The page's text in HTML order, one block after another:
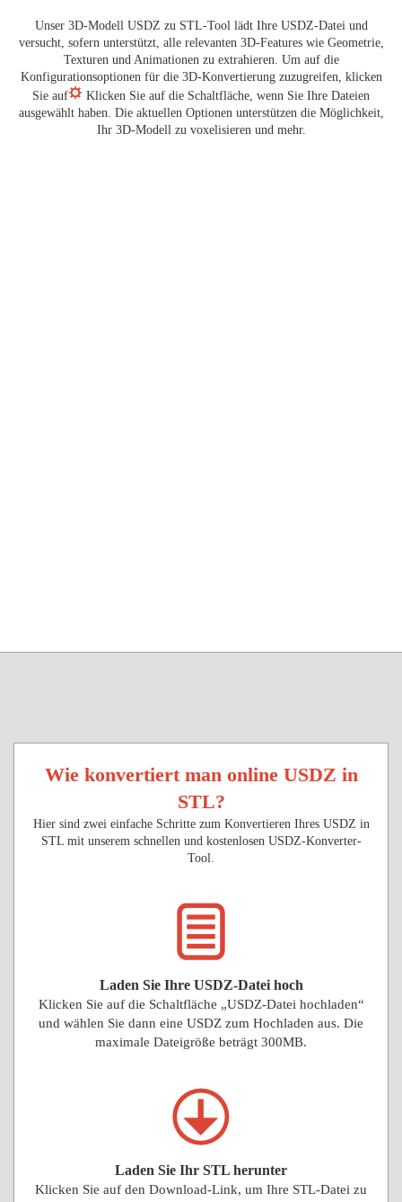
Unser 3D-Modell USDZ zu STL-Tool lädt Ihre USDZ-Datei und
versucht, sofern unterstützt, alle relevanten 3D-Features wie Geometrie,
Texturen und Animationen zu extrahieren. Um auf die
Konfigurationsoptionen für die 3D-Konvertierung zuzugreifen, klicken
Sie auf
Klicken Sie auf die Schaltfläche, wenn Sie Ihre Dateien
ausgewählt haben. Die aktuellen Optionen unterstützen die Möglichkeit,
Ihr 3D-Modell zu voxelisieren und mehr.
Wie konvertiert man online USDZ in
STL?
Hier sind zwei einfache Schritte zum Konvertieren Ihres USDZ in
STL mit unserem schnellen und kostenlosen USDZ-Konverter-
Tool.
Laden Sie Ihre USDZ-Datei hoch
Klicken Sie auf die Schaltfläche „USDZ-Datei hochladen“
und wählen Sie dann eine USDZ zum Hochladen aus. Die
maximale Dateigröße beträgt 300MB.
Laden Sie Ihr STL herunter
Klicken Sie auf den Download-Link, um Ihre STL-Datei zu